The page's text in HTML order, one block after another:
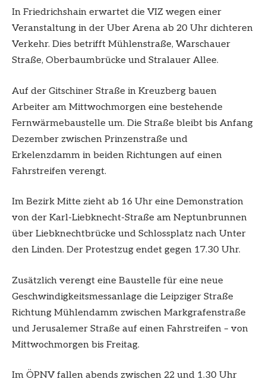
In Friedrichshain erwartet die VIZ wegen einer
Veranstaltung in der Uber Arena ab 20 Uhr dichteren
Verkehr. Dies betrifft Mühlenstraße, Warschauer
Straße, Oberbaumbrücke und Stralauer Allee.
Auf der Gitschiner Straße in Kreuzberg bauen
Arbeiter am Mittwochmorgen eine bestehende
Fernwärmebaustelle um. Die Straße bleibt bis Anfang
Dezember zwischen Prinzenstraße und
Erkelenzdamm in beiden Richtungen auf einen
Fahrstreifen verengt.
Im Bezirk Mitte zieht ab 16 Uhr eine Demonstration
von der Karl-Liebknecht-Straße am Neptunbrunnen
über Liebknechtbrücke und Schlossplatz nach Unter
den Linden. Der Protestzug endet gegen 17.30 Uhr.
Zusätzlich verengt eine Baustelle für eine neue
Geschwindigkeitsmessanlage die Leipziger Straße
Richtung Mühlendamm zwischen Markgrafenstraße
und Jerusalemer Straße auf einen Fahrstreifen – von
Mittwochmorgen bis Freitag.
Im ÖPNV fallen abends zwischen 22 und 1.30 Uhr